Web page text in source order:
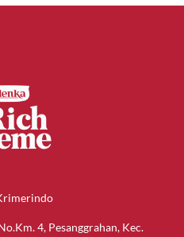
4, Pesanggrahan, Kec.